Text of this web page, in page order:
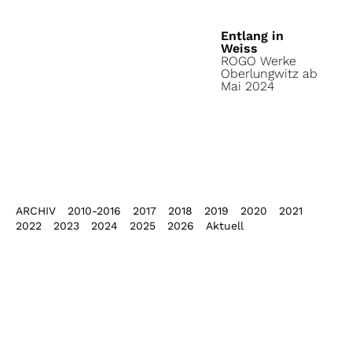
Entlang in
Weiss
ROGO Werke
Oberlungwitz ab
Mai 2024
ARCHIV 2010-2016 2017 2018 2019 2020
2021
2022
2023 2024 2025 2026 Aktuell